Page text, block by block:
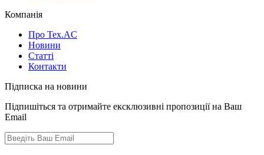
Компанія
Про Tex.AC
Новини
Статті
Контакти
Підписка на новини
Підпишіться та отримайте ексклюзивні пропозиції на Ваш
Email